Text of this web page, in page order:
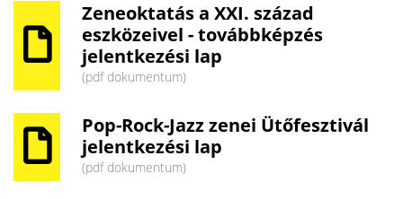
Zeneoktatás a XXI. század
eszközeivel - továbbképzés
jelentkezési lap
(pdf dokumentum)
Pop-Rock-Jazz zenei Ütőfesztivál
jelentkezési lap
(pdf dokumentum)